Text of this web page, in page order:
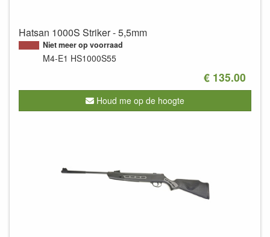
Hatsan 1000S Striker - 5,5mm
Niet meer op voorraad
M4-E1 HS1000S55
€ 135.00
Houd me op de hoogte